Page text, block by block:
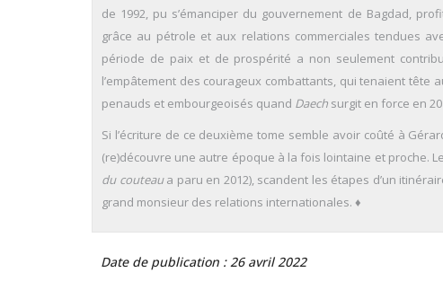
de 1992, pu s’émanciper du gouvernement de Bagdad,
grâce au pétrole et aux relations commerciales tendues
période de paix et de prospérité a non seulement
l’empâtement des courageux combattants, qui tenaient tête
penauds et embourgeoisés quand Daech surgit en force en
Si l’écriture de ce deuxième tome semble avoir coûté à
(re)découvre une autre époque à la fois lointaine et proche.
du couteaua paru en 2012), scandent les étapes d’un
grand monsieur des relations internationales. ♦
Date de publication : 26 avril 2022